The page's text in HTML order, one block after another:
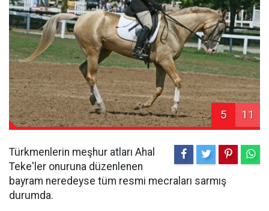
5 11
Türkmenlerin meşhur atları Ahal
Teke'ler onuruna düzenlenen
bayram neredeyse tüm resmi mecraları sarmış
durumda.